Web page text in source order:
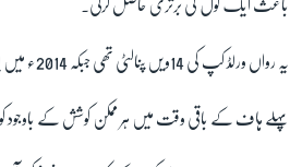
باعث ایک گول کی برتری حاصل کرلی۔
یہ رواں ورلڈ کپ کی 14ویں پنالٹی تھی جبکہ 2014ء میں پورے ورلڈ کپ کے دوران ٹیموں کو مجموعی طور پر 13پنالٹی ککس ملی تھیں۔
پہلے ہاف کے باقی وقت میں ہر ممکن کوشش کے باوجود